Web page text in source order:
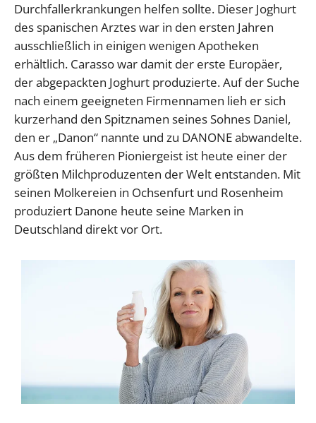
Durchfallerkrankungen helfen sollte. Dieser Joghurt
des spanischen Arztes war in den ersten Jahren
ausschließlich in einigen wenigen Apotheken
erhältlich. Carasso war damit der erste Europäer,
der abgepackten Joghurt produzierte. Auf der Suche
nach einem geeigneten Firmennamen lieh er sich
kurzerhand den Spitznamen seines Sohnes Daniel,
den er „Danon“ nannte und zu DANONE abwandelte.
Aus dem früheren Pioniergeist ist heute einer der
größten Milchproduzenten der Welt entstanden. Mit
seinen Molkereien in Ochsenfurt und Rosenheim
produziert Danone heute seine Marken in
Deutschland direkt vor Ort.